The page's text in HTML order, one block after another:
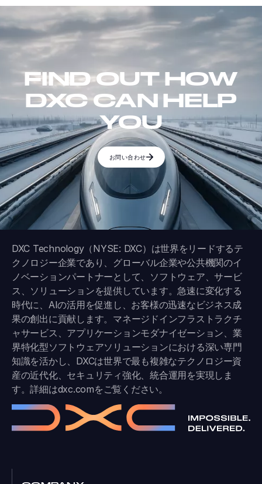
FIND OUT HOW
DXC CAN HELP
YOU
お問い合わせ
DXC Technology（NYSE: DXC）は世界をリードするテ
クノロジー企業であり、グローバル企業や公共機関のイ
ノベーションパートナーとして、ソフトウェア、サービ
ス、ソリューションを提供しています。急速に変化する
時代に、AIの活用を促進し、お客様の迅速なビジネス成
果の創出に貢献します。マネージドインフラストラクチ
ャサービス、アプリケーションモダナイゼーション、業
界特化型ソフトウェアソリューションにおける深い専門
知識を活かし、DXCは世界で最も複雑なテクノロジー資
産の近代化、セキュリティ強化、統合運用を実現しま
す。詳細はdxc.comをご覧ください。